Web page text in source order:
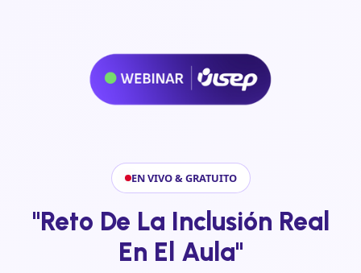
EN VIVO & GRATUITO
"Reto De La Inclusión Real
En El Aula"